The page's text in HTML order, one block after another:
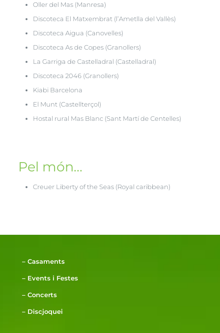
Oller del Mas (Manresa)
Discoteca El Matxembrat (l’Ametlla del Vallès)
Discoteca Aigua (Canovelles)
Discoteca As de Copes (Granollers)
La Garriga de Castelladral (Castelladral)
Discoteca 2046 (Granollers)
Kiabi Barcelona
El Munt (Castellterçol)
Hostal rural Mas Blanc (Sant Martí de Centelles)
Pel món...
Creuer Liberty of the Seas (Royal caribbean)
– Casaments
– Events i Festes
– Concerts
– Discjoquei